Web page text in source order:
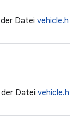
der Datei vehicle.h
der Datei vehicle.h